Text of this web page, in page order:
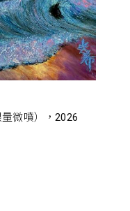
微噴），2026